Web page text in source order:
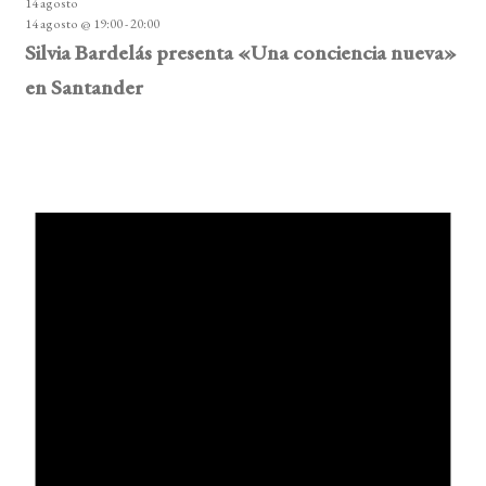
14 agosto @ 19:00-20:00
Silvia Bardelás presenta «Una conciencia nueva»
en Santander